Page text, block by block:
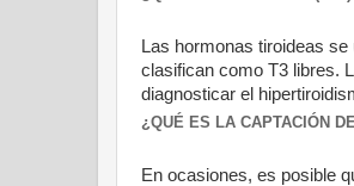
Las hormonas tiroideas
clasifican como T3 libres.
diagnosticar el
¿QUÉ ES LA CAPTACIÓN
En ocasiones, es posible